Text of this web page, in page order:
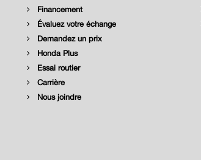
Financement
Évaluez votre échange
Demandez un prix
Honda Plus
Essai routier
Carrière
Nous joindre